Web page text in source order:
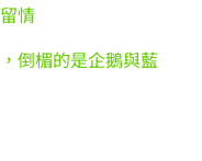
情
倒楣的是企鵝與藍